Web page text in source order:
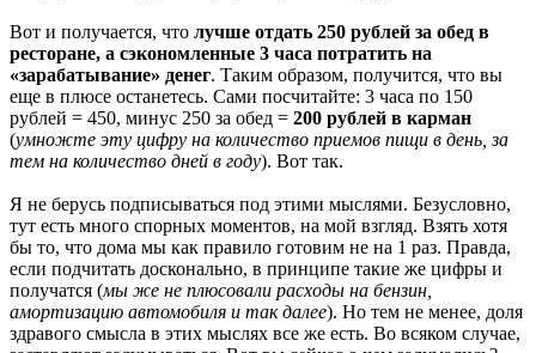
Вот и получается, что лучше отдать 250 рублей за обед в
ресторане, а сэкономленные 3 часа потратить на
«зарабатывание» денег. Таким образом, получится, что вы
еще в плюсе останетесь. Сами посчитайте: 3 часа по 150
рублей = 450, минус 250 за обед = 200 рублей в карман
(умножте эту цифру на количество приемов пищи в день, за
тем на количество дней в году). Вот так.
Я не берусь подписываться под этими мыслями. Безусловно,
тут есть много спорных моментов, на мой взгляд. Взять хотя
бы то, что дома мы как правило готовим не на 1 раз. Правда,
если подчитать досконально, в принципе такие же цифры и
получатся (мы же не плюсовали расходы на бензин,
амортизацию автомобиля и так далее). Но тем не менее, доля
здравого смысла в этих мыслях все же есть. Во всяком случае,